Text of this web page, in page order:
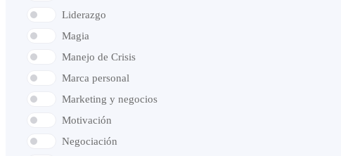
Liderazgo
Magia
Manejo de Crisis
Marca personal
Marketing y negocios
Motivación
Negociación